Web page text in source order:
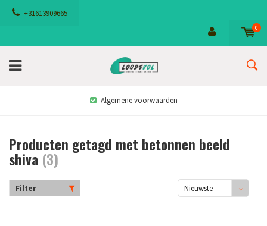
+31613909665
0
Algemene voorwaarden
Producten getagd met betonnen beeld
shiva (3)
Filter
Nieuwste